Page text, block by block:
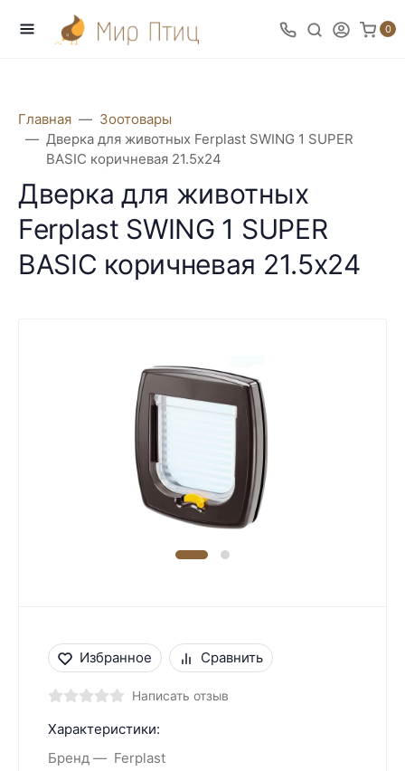
0
Главная
Зоотовары
Дверка для животных Ferplast SWING 1 SUPER
BASIC коричневая 21.5х24
Дверка для животных
Ferplast SWING 1 SUPER
BASIC коричневая 21.5х24
Избранное Сравнить
Написать отзыв
Характеристики:
Бренд
Ferplast